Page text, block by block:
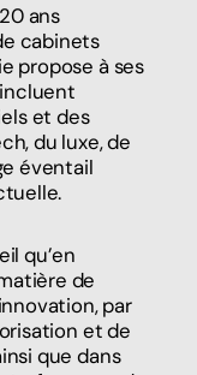
ans
cabinets
propose à ses
et des
du luxe, de
éventail
qu’en
de
par
et de
que dans